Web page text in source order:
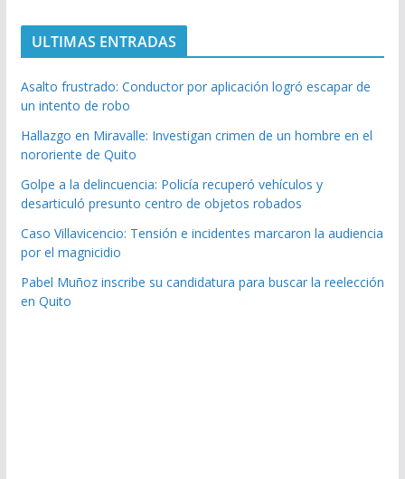
ULTIMAS ENTRADAS
Asalto frustrado: Conductor por aplicación logró escapar de
un intento de robo
Hallazgo en Miravalle: Investigan crimen de un hombre en el
nororiente de Quito
Golpe a la delincuencia: Policía recuperó vehículos y
desarticuló presunto centro de objetos robados
Caso Villavicencio: Tensión e incidentes marcaron la audiencia
por el magnicidio
Pabel Muñoz inscribe su candidatura para buscar la reelección
en Quito